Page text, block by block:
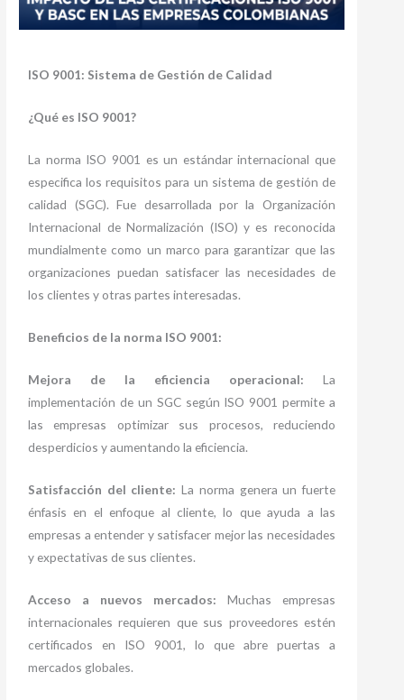
ISO 9001: Sistema de Gestión de Calidad
¿Qué es ISO 9001?
La norma ISO 9001 es un estándar internacional que
especifica los requisitos para un sistema de gestión de
calidad (SGC). Fue desarrollada por la Organización
Internacional de Normalización (ISO) y es reconocida
mundialmente como un marco para garantizar que las
organizaciones puedan satisfacer las necesidades de
los clientes y otras partes interesadas.
Beneficios de la norma ISO 9001:
Mejora de la eficiencia operacional: La
implementación de un SGC según ISO 9001 permite a
las empresas optimizar sus procesos, reduciendo
desperdicios y aumentando la eficiencia.
Satisfacción del cliente: La norma genera un fuerte
énfasis en el enfoque al cliente, lo que ayuda a las
empresas a entender y satisfacer mejor las necesidades
y expectativas de sus clientes.
Acceso a nuevos mercados: Muchas empresas
internacionales requieren que sus proveedores estén
certificados en ISO 9001, lo que abre puertas a
mercados globales.